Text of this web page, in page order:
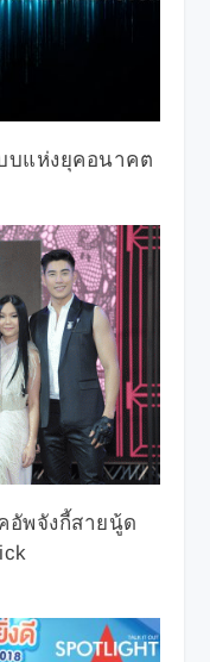
บแห่งยุคอนาคต
อัพจังกี้สายนู้ด